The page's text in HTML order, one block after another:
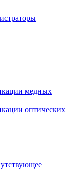
медных
оптических